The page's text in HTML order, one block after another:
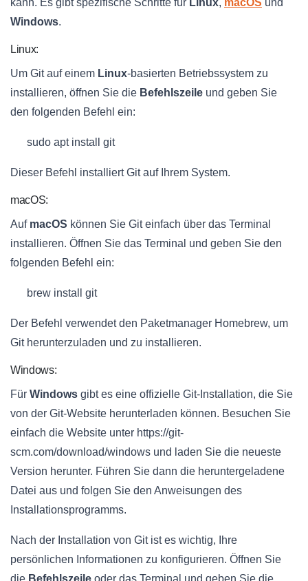
kann. Es gibt spezifische Schritte für Linux, macOS und
Windows.
Linux:
Um Git auf einem Linux-basierten Betriebssystem zu
installieren, öffnen Sie die Befehlszeile und geben Sie
den folgenden Befehl ein:
sudo apt install git
Dieser Befehl installiert Git auf Ihrem System.
macOS:
Auf macOS können Sie Git einfach über das Terminal
installieren. Öffnen Sie das Terminal und geben Sie den
folgenden Befehl ein:
brew install git
Der Befehl verwendet den Paketmanager Homebrew, um
Git herunterzuladen und zu installieren.
Windows:
Für Windows gibt es eine offizielle Git-Installation, die Sie
von der Git-Website herunterladen können. Besuchen Sie
einfach die Website unter https://git-
scm.com/download/windows und laden Sie die neueste
Version herunter. Führen Sie dann die heruntergeladene
Datei aus und folgen Sie den Anweisungen des
Installationsprogramms.
Nach der Installation von Git ist es wichtig, Ihre
persönlichen Informationen zu konfigurieren. Öffnen Sie